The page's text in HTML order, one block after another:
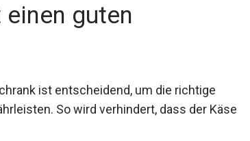
guten
ist entscheidend, um die richtige
So wird verhindert, dass der Käse